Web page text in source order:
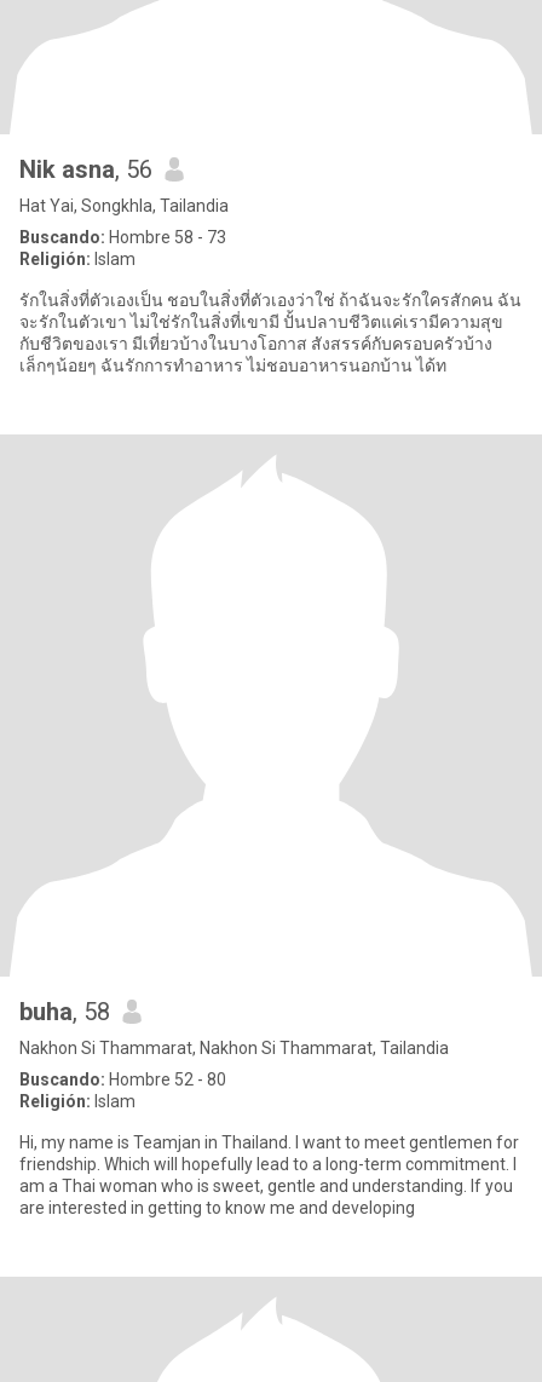
Nik asna, 56
Hat Yai, Songkhla, Tailandia
Buscando: Hombre 58 - 73
Religión: Islam
รักในสิ่งที่ตัวเองเป็น ชอบในสิ่งที่ตัวเองว่าใช่ ถ้าฉันจะรักใครสักคน ฉัน
จะรักในตัวเขา ไม่ใช่รักในสิ่งที่เขามี ปั้นปลาบชีวิตแค่เรามีความสุข
กับชีวิตของเรา มีเที่ยวบ้างในบางโอกาส สังสรรค์กับครอบครัวบ้าง
เล็กๆน้อยๆ ฉันรักการทำอาหาร ไม่ชอบอาหารนอกบ้าน ได้ท
buha, 58
Nakhon Si Thammarat, Nakhon Si Thammarat, Tailandia
Buscando: Hombre 52 - 80
Religión: Islam
Hi, my name is Teamjan in Thailand. I want to meet gentlemen for
friendship. Which will hopefully lead to a long-term commitment. I
am a Thai woman who is sweet, gentle and understanding. If you
are interested in getting to know me and developing